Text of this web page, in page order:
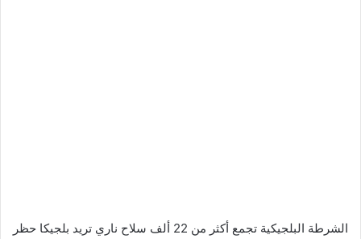
الشرطة البلجيكية تجمع أكثر من 22 ألف سلاح ناري تريد بلجيكا حظر